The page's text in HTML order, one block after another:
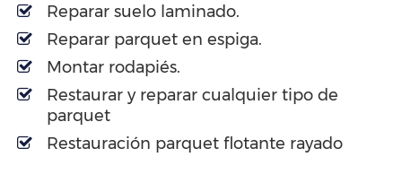
Reparar suelo laminado.
Reparar parquet en espiga.
Montar rodapiés.
Restaurar y reparar cualquier tipo de
parquet
Restauración parquet flotante rayado